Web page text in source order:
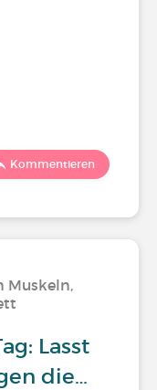
Kommentieren
Muskeln,
Lasst
die…